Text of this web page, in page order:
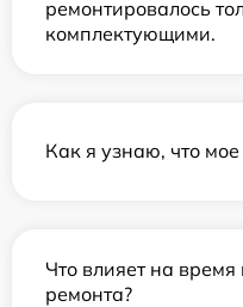
ремонтировалось
комплектующими.
Как я узнаю, что мое
Что влияет на
ремонта?